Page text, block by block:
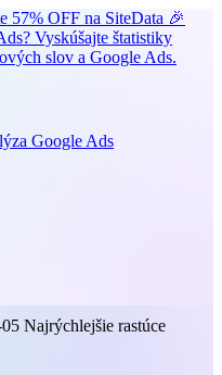
57% OFF na SiteData 🎉
Vyskúšajte štatistiky
slov a Google Ads.
Google Ads
Najrýchlejšie rastúce